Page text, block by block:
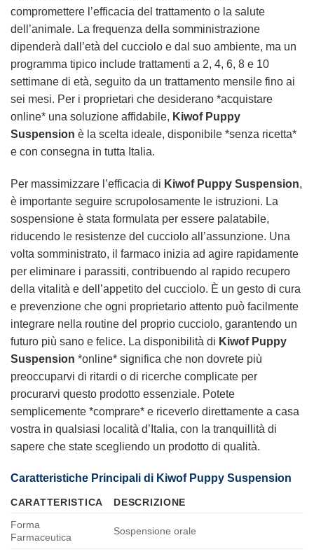
compromettere l’efficacia del trattamento o la salute
dell’animale. La frequenza della somministrazione
dipenderà dall’età del cucciolo e dal suo ambiente, ma un
programma tipico include trattamenti a 2, 4, 6, 8 e 10
settimane di età, seguito da un trattamento mensile fino ai
sei mesi. Per i proprietari che desiderano *acquistare
online* una soluzione affidabile, Kiwof Puppy
Suspension è la scelta ideale, disponibile *senza ricetta*
e con consegna in tutta Italia.
Per massimizzare l’efficacia di Kiwof Puppy Suspension,
è importante seguire scrupolosamente le istruzioni. La
sospensione è stata formulata per essere palatabile,
riducendo le resistenze del cucciolo all’assunzione. Una
volta somministrato, il farmaco inizia ad agire rapidamente
per eliminare i parassiti, contribuendo al rapido recupero
della vitalità e dell’appetito del cucciolo. È un gesto di cura
e prevenzione che ogni proprietario attento può facilmente
integrare nella routine del proprio cucciolo, garantendo un
futuro più sano e felice. La disponibilità di Kiwof Puppy
Suspension *online* significa che non dovrete più
preoccuparvi di ritardi o di ricerche complicate per
procurarvi questo prodotto essenziale. Potete
semplicemente *comprare* e riceverlo direttamente a casa
vostra in qualsiasi località d’Italia, con la tranquillità di
sapere che state scegliendo un prodotto di qualità.
Caratteristiche Principali di Kiwof Puppy Suspension
CARATTERISTICA
DESCRIZIONE
Forma
Farmaceutica
Sospensione orale